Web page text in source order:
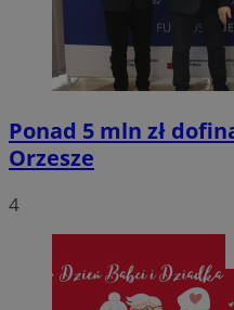
Ponad 5 mln zł
Orzesze
4